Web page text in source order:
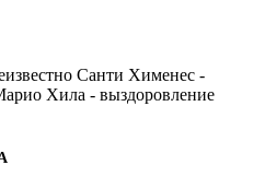
Санти Хименес -
Хила - выздоровление